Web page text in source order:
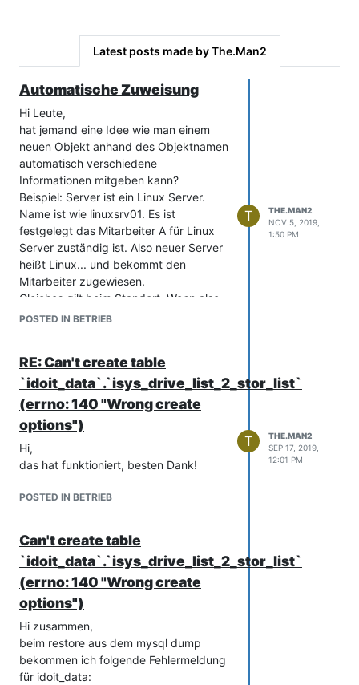
Latest posts made by The.Man2
Automatische Zuweisung
Hi Leute,
hat jemand eine Idee wie man einem
neuen Objekt anhand des Objektnamen
automatisch verschiedene
Informationen mitgeben kann?
Beispiel: Server ist ein Linux Server.
Name ist wie linuxsrv01. Es ist
festgelegt das Mitarbeiter A für Linux
Server zuständig ist. Also neuer Server
heißt Linux... und bekommt den
Mitarbeiter zugewiesen.
Gleiches gilt beim Standort. Wenn also
neues Objekt windows01 heißt, und alle
zugewiesen werden.
Hat jemand eine Idee ob man das
realisieren kann?
Grüße
POSTED IN BETRIEB
T
THE.MAN2
NOV 5, 2019,
1:50 PM
RE: Can't create table
`idoit_data`.`isys_drive_list_2_stor_list`
(errno: 140 "Wrong create
options")
Hi,
das hat funktioniert, besten Dank!
POSTED IN BETRIEB
T
THE.MAN2
SEP 17, 2019,
12:01 PM
Can't create table
`idoit_data`.`isys_drive_list_2_stor_list`
(errno: 140 "Wrong create
options")
Hi zusammen,
beim restore aus dem mysql dump
bekommen ich folgende Fehlermeldung
für idoit_data: